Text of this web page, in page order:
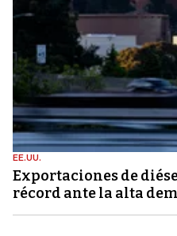
EE.UU.
Exportaciones de
récord ante la alta